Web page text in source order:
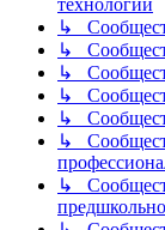
↳
↳
↳
↳
↳
↳
↳